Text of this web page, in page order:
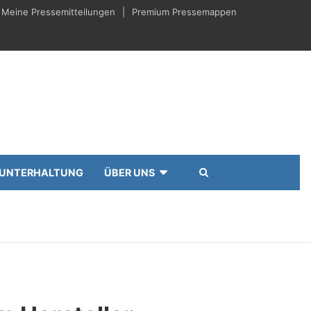
Meine Pressemitteilungen Premium Pressemappen
UNTERHALTUNG ÜBER UNS